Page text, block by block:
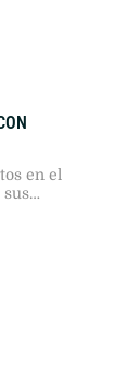
en el
sus
hecho